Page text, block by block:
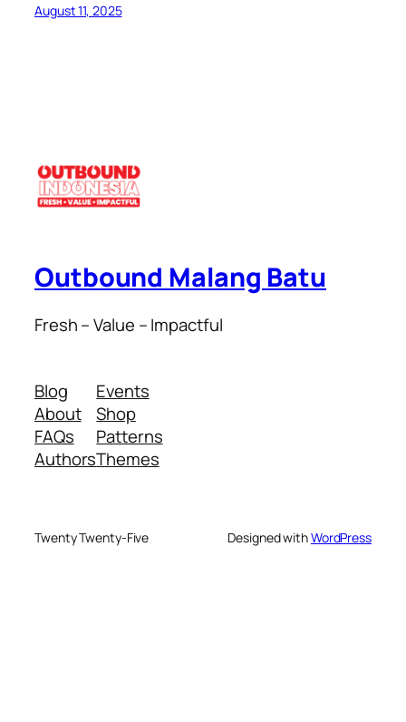
August 11, 2025
Outbound Malang Batu
Fresh – Value – Impactful
Blog
About
FAQs
Authors
Events
Shop
Patterns
Themes
Twenty Twenty-Five Designed withWordPress